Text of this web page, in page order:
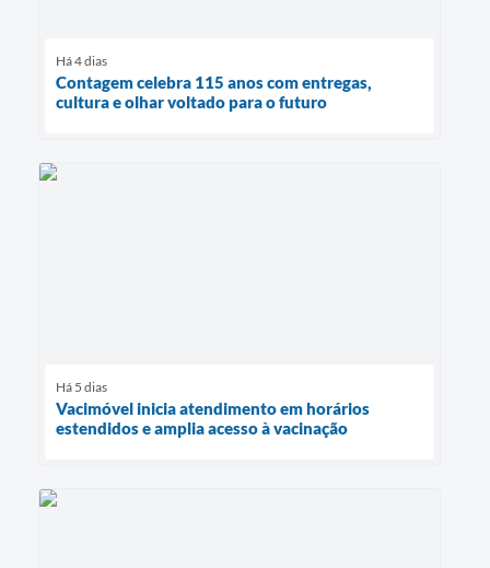
Há 4 dias
Contagem celebra 115 anos com entregas,
cultura e olhar voltado para o futuro
Há 5 dias
Vacimóvel inicia atendimento em horários
estendidos e amplia acesso à vacinação